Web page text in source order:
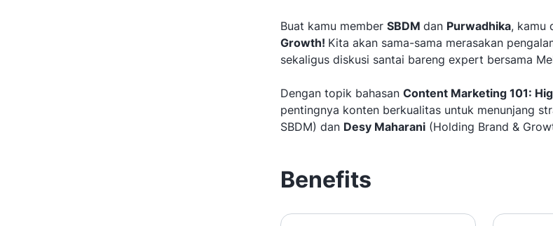
Buat kamu member SBDM dan Purwadhika, kamu
Growth! Kita akan sama-sama merasakan
sekaligus diskusi santai bareng expert bersama
Dengan topik bahasan Content Marketing 101:
pentingnya konten berkualitas untuk menunjang
SBDM) dan Desy Maharani (Holding Brand &
Benefits